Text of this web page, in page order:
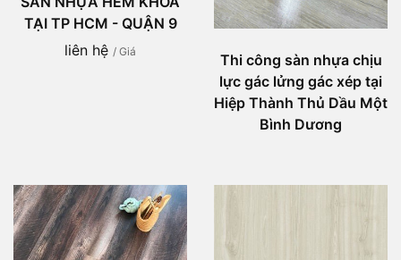
TẠI TP HCM - QUẬN 9
liên hệ / Giá
Thi công sàn nhựa chịu
lực gác lửng gác xép tại
Hiệp Thành Thủ Dầu Một
Bình Dương